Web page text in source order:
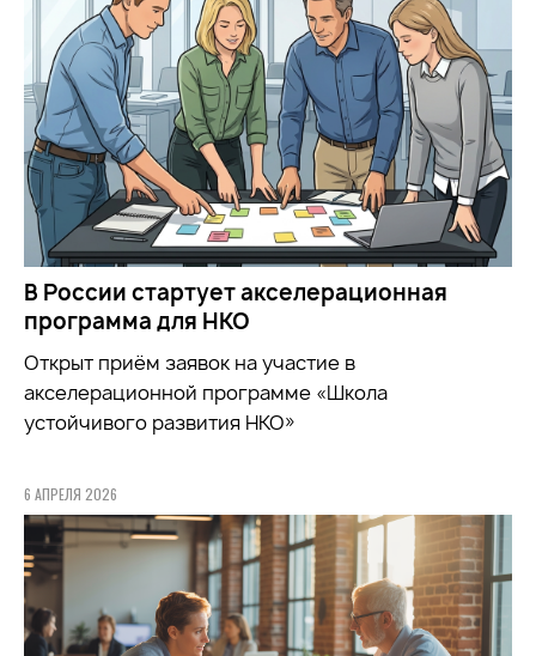
В России стартует акселерационная
программа для НКО
Открыт приём заявок на участие в
акселерационной программе «Школа
устойчивого развития НКО»
6 АПРЕЛЯ 2026